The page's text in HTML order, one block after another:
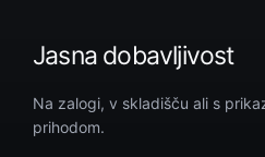
Jasna dobavljivost
Na zalogi, v skladišču ali s
prihodom.